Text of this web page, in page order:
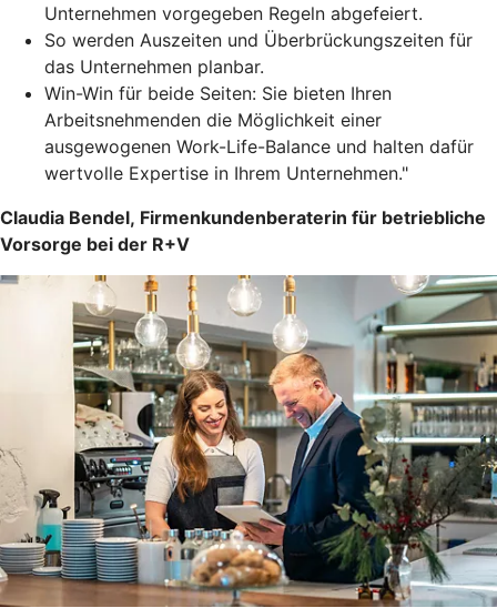
Unternehmen vorgegeben Regeln abgefeiert.
So werden Auszeiten und Überbrückungszeiten für
das Unternehmen planbar.
Win-Win für beide Seiten: Sie bieten Ihren
Arbeitsnehmenden die Möglichkeit einer
ausgewogenen Work-Life-Balance und halten dafür
wertvolle Expertise in Ihrem Unternehmen."
Claudia Bendel, Firmenkundenberaterin für betriebliche
Vorsorge bei der R+V